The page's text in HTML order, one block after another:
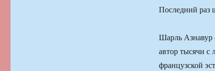
Последний раз
Шарль Азнавур
автор тысячи
французской